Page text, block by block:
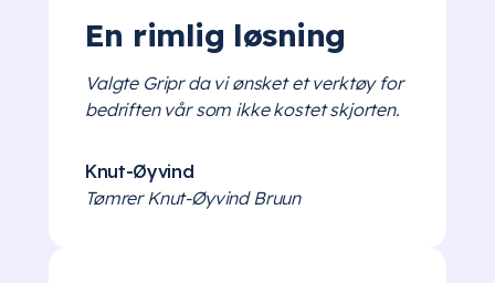
En rimlig løsning
Valgte Gripr da vi ønsket et verktøy for
bedriften vår som ikke kostet skjorten.
Knut-Øyvind
Tømrer Knut-Øyvind Bruun